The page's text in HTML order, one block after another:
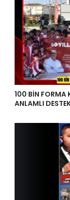
BTT’NİN
100 BİN FORMA
ANLAMLI